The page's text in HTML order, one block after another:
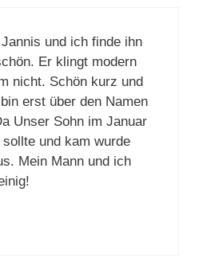
und ich finde ihn
Er klingt modern
nicht. Schön kurz und
erst über den Namen
Unser Sohn im Januar
und kam wurde
Mein Mann und ich